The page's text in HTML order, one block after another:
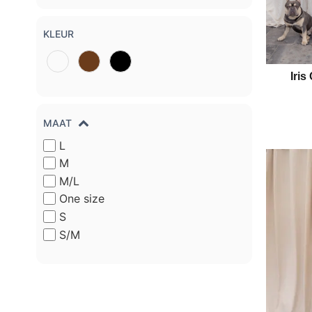
KLEUR
MAAT
L
M
M/L
One size
S
S/M
Iris